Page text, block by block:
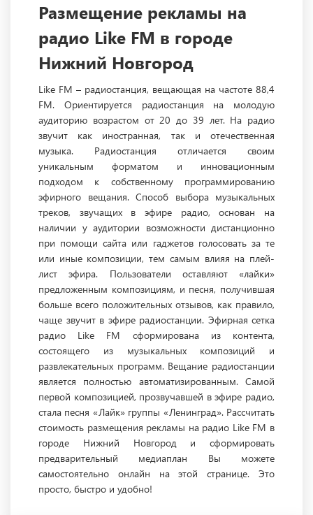
Размещение рекламы на
радио Like FM в городе
Нижний Новгород
Like FM – радиостанция, вещающая на частоте 88,4
FM. Ориентируется радиостанция на молодую
аудиторию возрастом от 20 до 39 лет. На радио
звучит как иностранная, так и отечественная
музыка. Радиостанция отличается своим
уникальным форматом и инновационным
подходом к собственному программированию
эфирного вещания. Способ выбора музыкальных
треков, звучащих в эфире радио, основан на
наличии у аудитории возможности дистанционно
при помощи сайта или гаджетов голосовать за те
или иные композиции, тем самым влияя на плей-
лист эфира. Пользователи оставляют «лайки»
предложенным композициям, и песня, получившая
больше всего положительных отзывов, как правило,
чаще звучит в эфире радиостанции. Эфирная сетка
радио Like FM сформирована из контента,
состоящего из музыкальных композиций и
развлекательных программ. Вещание радиостанции
является полностью автоматизированным. Самой
первой композицией, прозвучавшей в эфире радио,
стала песня «Лайк» группы «Ленинград». Рассчитать
стоимость размещения рекламы на радио Like FM в
городе Нижний Новгород и сформировать
предварительный медиаплан Вы можете
самостоятельно онлайн на этой странице. Это
просто, быстро и удобно!